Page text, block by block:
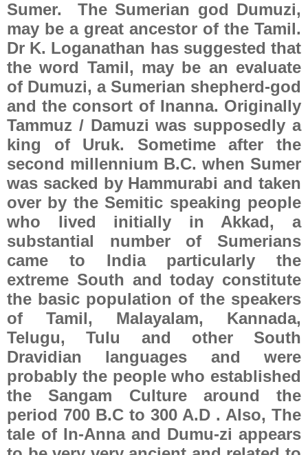
Sumer.
The Sumerian god Dumuzi,
may be a great ancestor of the Tamil.
Dr K. Loganathan has suggested that
the word Tamil, may be an evaluate
of Dumuzi, a Sumerian shepherd-god
and the consort of Inanna. Originally
Tammuz / Damuzi was supposedly a
king of Uruk. Sometime after the
second millennium B.C. when Sumer
was sacked by Hammurabi and taken
over by the Semitic speaking people
who lived initially in Akkad, a
substantial number of Sumerians
came to India particularly the
extreme South and today constitute
the basic population of the speakers
of Tamil, Malayalam, Kannada,
Telugu, Tulu and other South
Dravidian languages and were
probably the people who established
the Sangam Culture around the
period 700 B.C to 300 A.D . Also, The
tale of In-Anna and Dumu-zi appears